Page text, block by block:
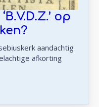
op
aandachtig
afkorting